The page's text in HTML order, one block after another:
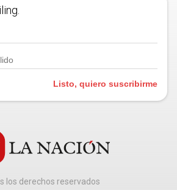
Listo, quiero suscribirme
los derechos reservados